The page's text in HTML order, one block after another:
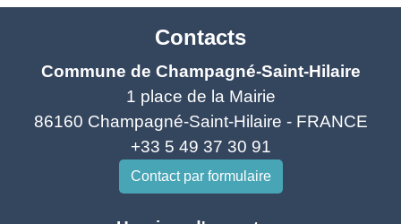
Contacts
Commune de Champagné-Saint-Hilaire
1 place de la Mairie
86160 Champagné-Saint-Hilaire - FRANCE
+33 5 49 37 30 91
Contact par formulaire